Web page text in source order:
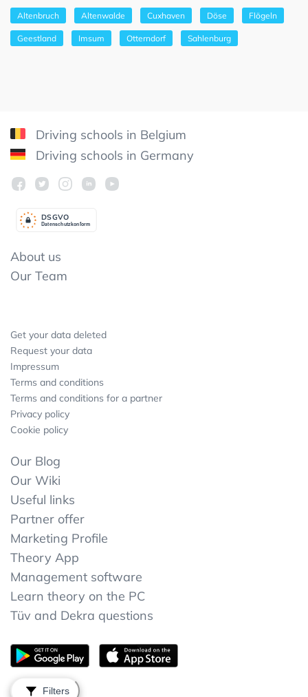
Filters
Altenbruch Altenwalde Cuxhaven Döse Flögeln
Geestland Imsum Otterndorf Sahlenburg
Driving schools in Belgium
Driving schools in Germany
Datenschutzkonform
DSGVO
About us
Our Team
Get your data deleted
Request your data
Impressum
Terms and conditions
Terms and conditions for a partner
Privacy policy
Cookie policy
Our Blog
Our Wiki
Useful links
Partner offer
Marketing Profile
Theory App
Management software
Learn theory on the PC
Tüv and Dekra questions